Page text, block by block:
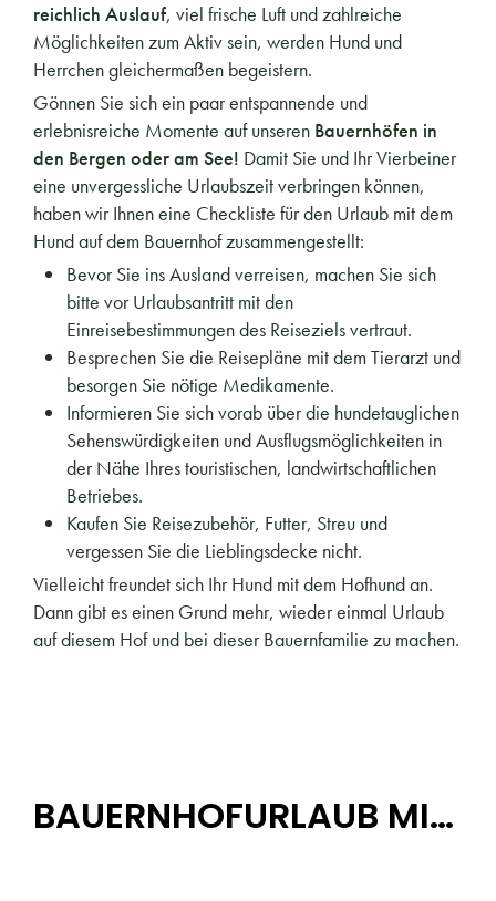
reichlich Auslauf, viel frische Luft und zahlreiche
Möglichkeiten zum Aktiv sein, werden Hund und
Herrchen gleichermaßen begeistern.
Gönnen Sie sich ein paar entspannende und
erlebnisreiche Momente auf unseren Bauernhöfen in
den Bergen oder am See! Damit Sie und Ihr Vierbeiner
eine unvergessliche Urlaubszeit verbringen können,
haben wir Ihnen eine Checkliste für den Urlaub mit dem
Hund auf dem Bauernhof zusammengestellt:
Bevor Sie ins Ausland verreisen, machen Sie sich
bitte vor Urlaubsantritt mit den
Einreisebestimmungen des Reiseziels vertraut.
Besprechen Sie die Reisepläne mit dem Tierarzt und
besorgen Sie nötige Medikamente.
Informieren Sie sich vorab über die hundetauglichen
Sehenswürdigkeiten und Ausflugsmöglichkeiten in
der Nähe Ihres touristischen, landwirtschaftlichen
Betriebes.
Kaufen Sie Reisezubehör, Futter, Streu und
vergessen Sie die Lieblingsdecke nicht.
Vielleicht freundet sich Ihr Hund mit dem Hofhund an.
Dann gibt es einen Grund mehr, wieder einmal Urlaub
auf diesem Hof und bei dieser Bauernfamilie zu machen.
BAUERNHOFURLAUB MIT HUND - DIE GEPÄCKSLISTE